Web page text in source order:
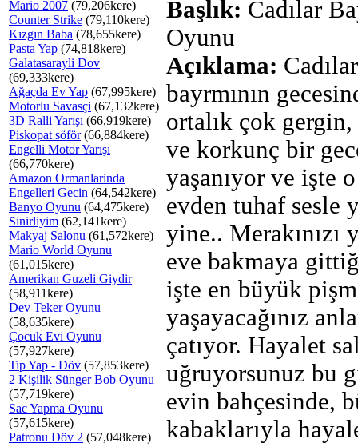
Mario 2007 (79,206kere)
Counter Strike (79,110kere)
Kızgın Baba (78,655kere)
Pasta Yap (74,818kere)
Galatasarayli Dov
(69,333kere)
Ağaçda Ev Yap (67,995kere)
Motorlu Savasçi (67,132kere)
3D Ralli Yarışı (66,919kere)
Piskopat söför(66,884kere)
Engelli Motor Yarışı
(66,770kere)
Amazon Ormanlarinda
Engelleri Gecin (64,542kere)
Banyo Oyunu (64,475kere)
Sinirliyim (62,141kere)
Makyaj Salonu (61,572kere)
Mario World Oyunu
(61,015kere)
Amerikan Guzeli Giydir
(58,911kere)
Dev Teker Oyunu
(58,635kere)
Çocuk Evi Oyunu
(57,927kere)
Tip Yap - Döv (57,853kere)
2 Kişilik Sünger Bob Oyunu
(57,719kere)
Sac Yapma Oyunu
(57,615kere)
Patronu Döv 2 (57,048kere)
Başlık: Cadılar
Oyunu
Açıklama: Cadılar
bayrmının
ortalık çok
ve korkunç bir
yaşanıyor ve işte
evden tuhaf sesle
yine.. Merakınızı
eve bakmaya
işte en büyük
yaşayacağınız
çatıyor. Hayalet
uğruyorsunuz bu
evin bahçesinde,
kabaklarıyla